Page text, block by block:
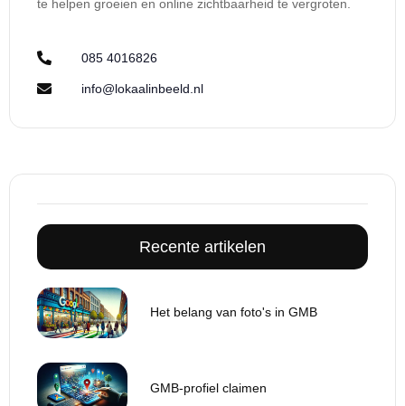
te helpen groeien en online zichtbaarheid te vergroten.
085 4016826
info@lokaalinbeeld.nl
Recente artikelen
Het belang van foto's in GMB
GMB-profiel claimen